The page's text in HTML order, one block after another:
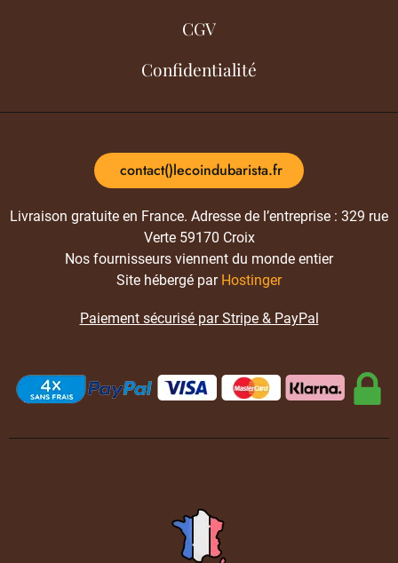
CGV
Confidentialité
contact()lecoindubarista.fr
Livraison gratuite en France. Adresse de l’entreprise : 329 rue
Verte 59170 Croix
Nos fournisseurs viennent du monde entier
Site hébergé par Hostinger
Paiement sécurisé par Stripe & PayPal